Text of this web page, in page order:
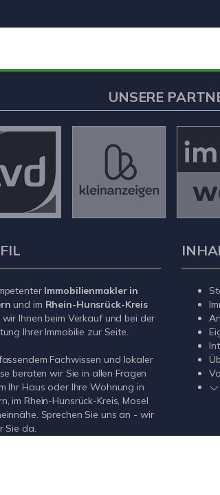
UNSERE
Immobilienmakler in
und im Rhein-Hunsrück-Kreis
wir Ihnen beim Verkauf und bei der
Ihrer Immobilie zur Seite.
Fachwissen und lokaler
beraten wir Sie in allen Fragen
Ihr Haus oder Ihre Wohnung in
im Rhein-Hunsrück-Kreis, Mosel
Sprechen Sie uns an - wir
Sie da.